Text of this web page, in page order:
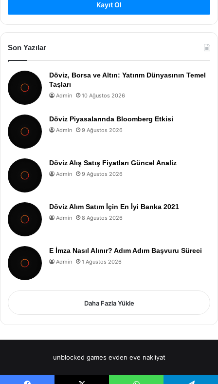
Kayıt Ol
Son Yazılar
Döviz, Borsa ve Altın: Yatırım Dünyasının Temel
Taşları
Admin 10 Ağustos 2026
Döviz Piyasalarında Bloomberg Etkisi
Admin 9 Ağustos 2026
Döviz Alış Satış Fiyatları Güncel Analiz
Admin 9 Ağustos 2026
Döviz Alım Satım İçin En İyi Banka 2021
Admin 8 Ağustos 2026
E İmza Nasıl Alınır? Adım Adım Başvuru Süreci
Admin 1 Ağustos 2026
Daha Fazla Yükle
unblocked games evden eve nakliyat